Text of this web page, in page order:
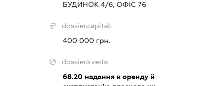
БУДИНОК 4/6, ОФІС 76
dossier.capital:
400 000 грн.
dossier.kveds:
68.20 надання в оренду й